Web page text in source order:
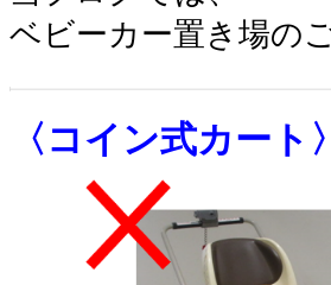
ベビーカー置き場の
〈コイン式カート〉